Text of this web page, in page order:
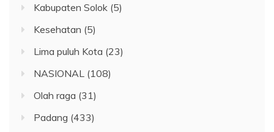
Kabupaten Solok (5)
Kesehatan (5)
Lima puluh Kota (23)
NASIONAL (108)
Olah raga (31)
Padang (433)